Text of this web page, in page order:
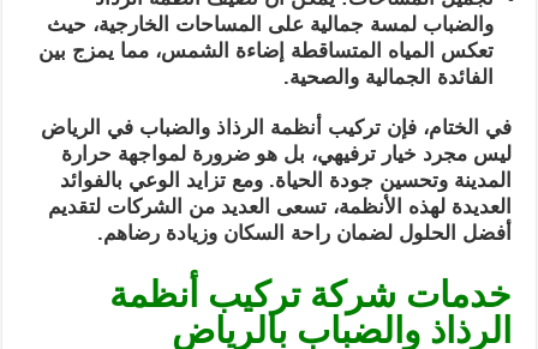
والضباب لمسة جمالية على المساحات الخارجية، حيث
تعكس المياه المتساقطة إضاءة الشمس، مما يمزج بين
الفائدة الجمالية والصحية.
في الختام، فإن تركيب أنظمة الرذاذ والضباب في الرياض
ليس مجرد خيار ترفيهي، بل هو ضرورة لمواجهة حرارة
المدينة وتحسين جودة الحياة. ومع تزايد الوعي بالفوائد
العديدة لهذه الأنظمة، تسعى العديد من الشركات لتقديم
أفضل الحلول لضمان راحة السكان وزيادة رضاهم.
خدمات شركة تركيب أنظمة
الرذاذ والضباب بالرياض